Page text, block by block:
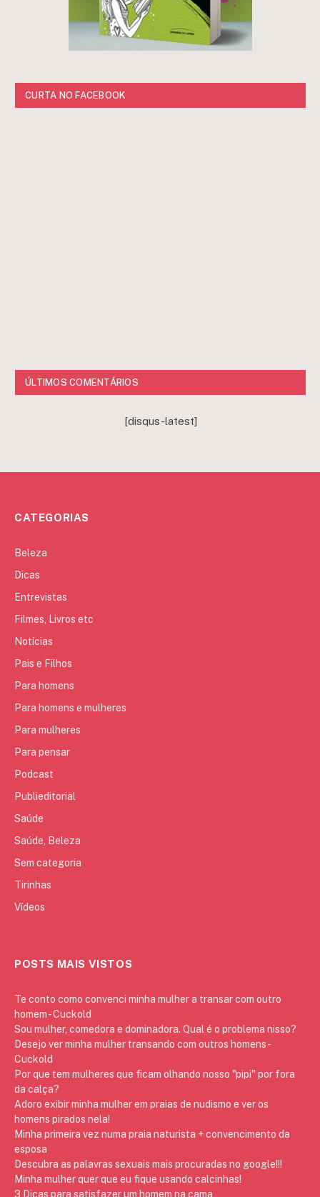
CURTA NO FACEBOOK
ÚLTIMOS COMENTÁRIOS
[disqus-latest]
CATEGORIAS
Beleza
Dicas
Entrevistas
Filmes, Livros etc
Notícias
Pais e Filhos
Para homens
Para homens e mulheres
Para mulheres
Para pensar
Podcast
Publieditorial
Saúde
Saúde, Beleza
Sem categoria
Tirinhas
Vídeos
POSTS MAIS VISTOS
Te conto como convenci minha mulher a transar com outro
homem - Cuckold
Sou mulher, comedora e dominadora. Qual é o problema nisso?
Desejo ver minha mulher transando com outros homens -
Cuckold
Por que tem mulheres que ficam olhando nosso "pipi" por fora
da calça?
Adoro exibir minha mulher em praias de nudismo e ver os
homens pirados nela!
Minha primeira vez numa praia naturista + convencimento da
esposa
Descubra as palavras sexuais mais procuradas no google!!!
Minha mulher quer que eu fique usando calcinhas!
3 Dicas para satisfazer um homem na cama